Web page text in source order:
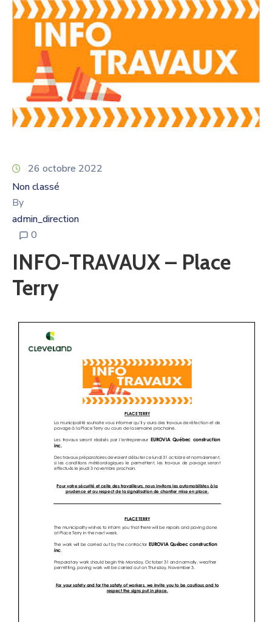
26 octobre 2022
Non classé
By
admin_direction
0
INFO-TRAVAUX – Place
Terry